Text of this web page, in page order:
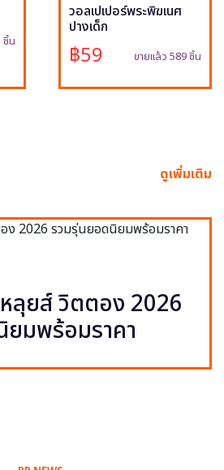
ชิ้น
วอลเปเปอร์พระพิฆเนศ
ปางเด็ก
฿59 ขายแล้ว 589 ชิ้น
ดูเพิ่มเติม
หลุยส์ วิตตอง 2026
มพร้อมราคา